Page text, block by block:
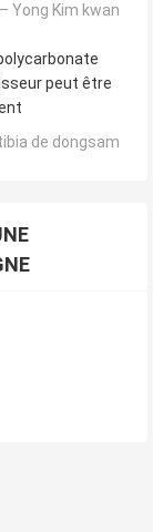
Yong Kim kwan
peut être
de dongsam